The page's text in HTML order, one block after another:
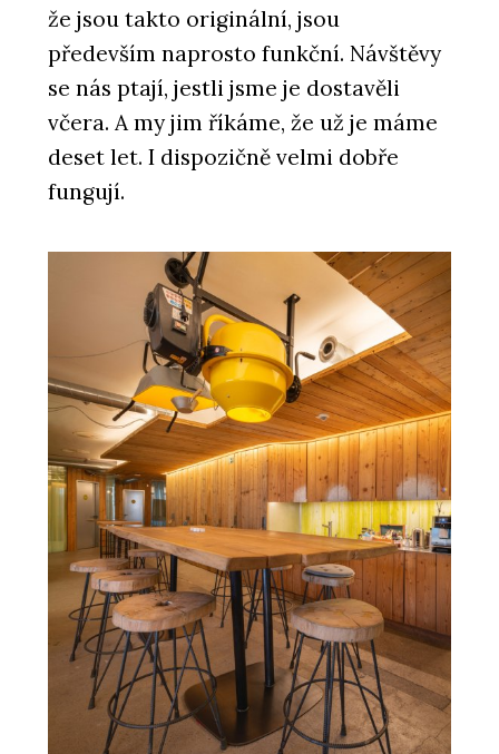
že jsou takto originální, jsou
především naprosto funkční. Návštěvy
se nás ptají, jestli jsme je dostavěli
včera. A my jim říkáme, že už je máme
deset let. I dispozičně velmi dobře
fungují.